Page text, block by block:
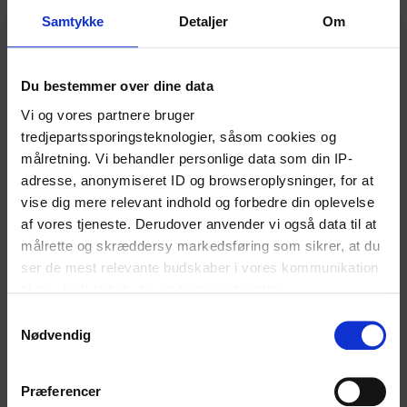
Samtykke Detaljer Om
Du bestemmer over dine data
Vi og vores partnere bruger
tredjepartssporingsteknologier, såsom cookies og
målretning. Vi behandler personlige data som din IP-
adresse, anonymiseret ID og browseroplysninger, for at
vise dig mere relevant indhold og forbedre din oplevelse
af vores tjeneste. Derudover anvender vi også data til at
målrette og skræddersy markedsføring som sikrer, at du
ser de mest relevante budskaber i vores kommunikation
bruge følgende teknologier, fordi vi værner om dit
samtykke senere på siden 'Privatlivs- og cookiepolitik'
Nødvendig
Præferencer
DU FÅR
Et værdibevis til en 6-retters aftenmenu hos
Theo
VÆR OPMÆRKSOM PÅ
Kan bruges mandag-søndag, kl. 17.00-luk